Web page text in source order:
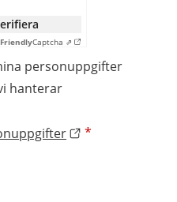
FriendlyCaptcha ⇗
personuppgifter
hanterar
*